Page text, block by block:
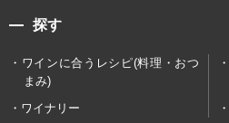
探す
ワインに合うレシピ(料理・おつ
まみ)
ワイナリー